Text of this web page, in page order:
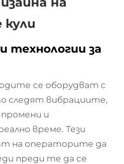
технологии за
се оборудват с
следят вибрациите,
и
време. Тези
на операторите да
преди те да се